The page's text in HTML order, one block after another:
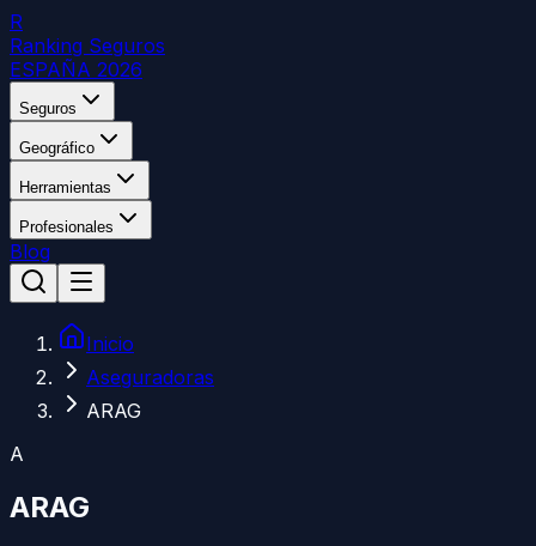
R
Ranking Seguros
ESPAÑA 2026
Seguros
Geográfico
Herramientas
Profesionales
Blog
Inicio
Aseguradoras
ARAG
A
ARAG